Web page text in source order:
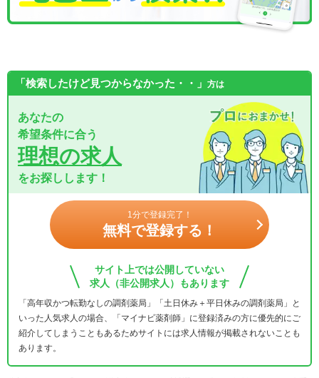
「検索したけど見つからなかった・・」 方は
あなたの
希望条件に合う
理想の求人
をお探しします！
1分で登録完了！
無料で登録する！
サイト上では公開していない
求人（非公開求人）もあります
「高年収かつ転勤なしの調剤薬局」「土日休み＋平日休みの調剤薬局」と
いった人気求人の場合、「マイナビ薬剤師」に登録済みの方に優先的にご
紹介してしまうこともあるためサイトには求人情報が掲載されないことも
あります。